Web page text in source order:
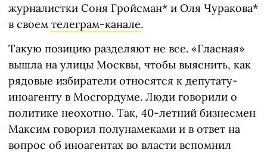
журналистки Соня Гройсман* и Оля Чуракова*
в своем телеграм-канале.
Такую позицию разделяют не все. «Гласная»
вышла на улицы Москвы, чтобы выяснить, как
рядовые избиратели относятся к депутату-
иноагенту в Мосгордуме. Люди говорили о
политике неохотно. Так, 40-летний бизнесмен
Максим говорил полунамеками и в ответ на
вопрос об иноагентах во власти вспомнил